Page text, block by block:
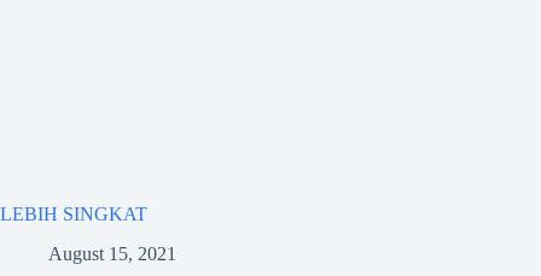
LEBIH SINGKAT
August 15, 2021